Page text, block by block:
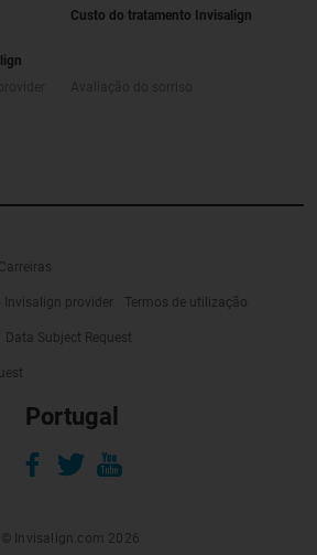
Custo do tratamento Invisalign
Carreiras
Invisalign provider Termos de utilização
Data Subject Request
Portugal
© Invisalign.com 2026